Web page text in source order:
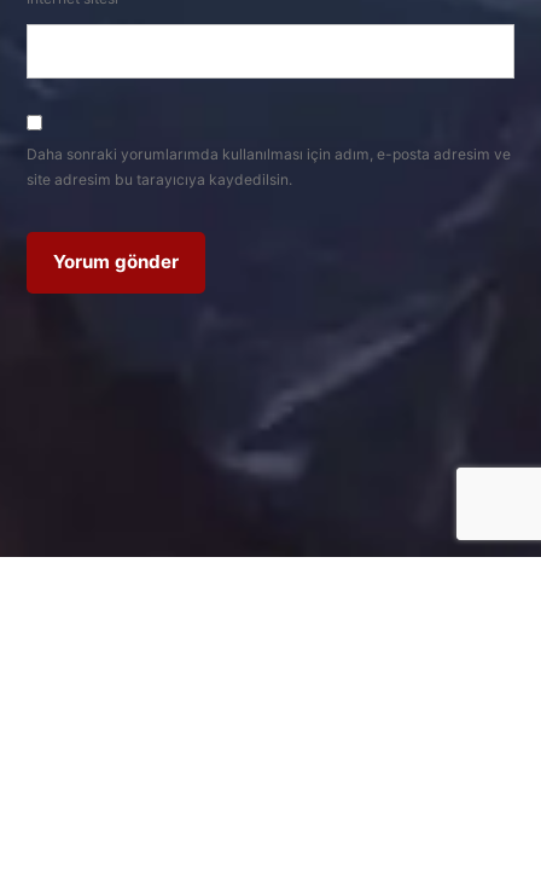
Daha sonraki yorumlarımda kullanılması için adım, e-posta adresim ve
site adresim bu tarayıcıya kaydedilsin.